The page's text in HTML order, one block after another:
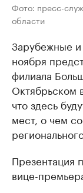
Фото: пресс-
области
Зарубежные
ноября
филиала
Октябрьском
что здесь
мест, о чем
Презентация
вице-